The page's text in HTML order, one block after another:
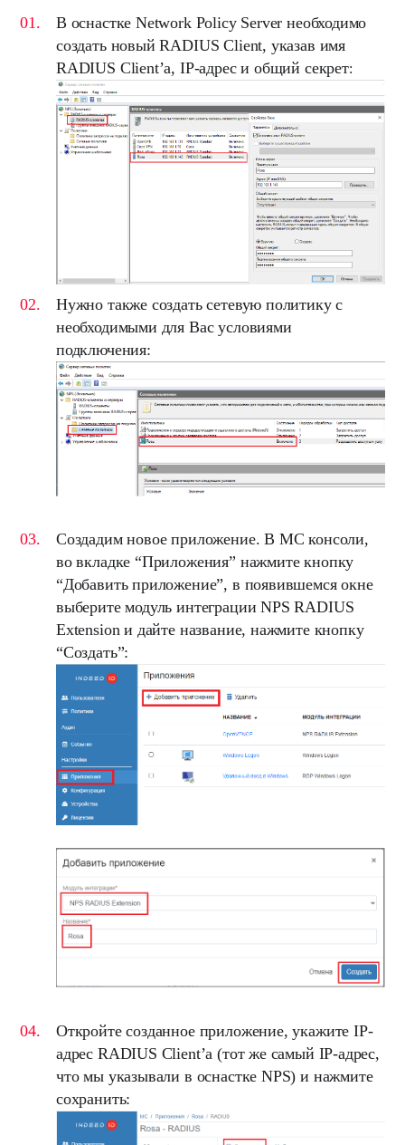
В оснасткеNetwork Policy Server необходимо
создать новыйRADIUS Client, указав имя
RADIUS Client’а, IP-адреси общий секрет:
Нужно также создатьсетевую политикус
необходимыми для Вас условиями
подключения:
Создадим новое приложение. В MCконсоли,
во вкладке “Приложения” нажмите кнопку
“Добавить приложение”, в появившемся окне
выберите модуль интеграцииNPS RADIUS
Extensionи дайте название, нажмите кнопку
“Создать”:
Откройте созданное приложение, укажите IP-
адрес RADIUS Client’а (тот же самый IP-адрес,
что мы указывали в оснастке NPS) и нажмите
сохранить: